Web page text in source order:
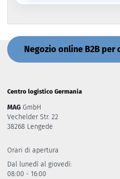
Negozio online B2B
Centro logistico Germania
MAG GmbH
Vechelder Str. 22
38268 Lengede
Orari di apertura
Dal lunedì al giovedì:
08:00 - 16:00